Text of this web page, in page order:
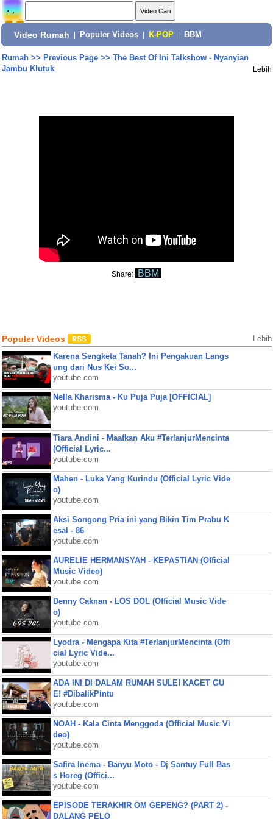
Video Rumah Populer Videos K-POP BBM
Rumah>> Previous Page>> The Best Of Ini Talkshow - Nyanyian
Jambu Klutuk
Lebih
Share: BBM
Populer Videos Lebih
Karena Sengketa Tanah? Ini Pengakuan Langs
ung dari Nus Kei So...
youtube.com
Nella Kharisma - Ku Puja Puja [OFFICIAL]
youtube.com
Tiara Andini - Maafkan Aku #TerlanjurMencinta
(Official Lyric...
youtube.com
Mahen - Luka Yang Kurindu (Official Lyric Vide
o)
youtube.com
Aksi Songong Pria ini yang Bikin Tim Prabu K
esal - 86
youtube.com
AURELIE HERMANSYAH - KEPASTIAN (Official
Music Video)
youtube.com
Denny Caknan - LOS DOL (Official Music Vide
o)
youtube.com
Lyodra - Mengapa Kita #TerlanjurMencinta (Offi
cial Lyric Vide...
youtube.com
ADA INI DI DALAM RUMAH SULE! KAGET GU
E! #DibalikPintu
youtube.com
NOAH - Kala Cinta Menggoda (Official Music Vi
deo)
youtube.com
Safira Inema - Banyu Moto - Dj Santuy Full Bas
s Horeg (Offici...
youtube.com
EPISODE TERAKHIR OM GEPENG? (PART 2) -
DALANG PELO